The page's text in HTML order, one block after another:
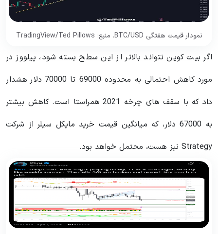
نمودار قیمت هفتگی BTC/USD. منبع: TradingView/Ted Pillows
اگر بیت کوین نتواند بالاتر از این سطح بسته شود، پیلووز در
مورد کاهش احتمالی به محدوده 69000 تا 70000 دلار هشدار
داد که با سقف های چرخه 2021 همراستا است. کاهش بیشتر
به 67000 دلار، که میانگین قیمت خرید مایکل سیلر از شرکت
Strategy نیز هست، محتمل خواهد بود.